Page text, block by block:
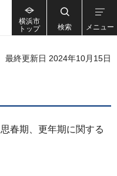
横浜市
トップ
検索 メニュー
最終更新日 2024年10月15日
春期、更年期に関する